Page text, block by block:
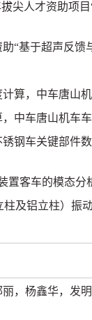
尖人才资助项
“基于超声反馈
算，中车唐山
中车唐山机车
钢车关键部件
置客车的模态分
柱及铝立柱）振
，杨鑫华，发